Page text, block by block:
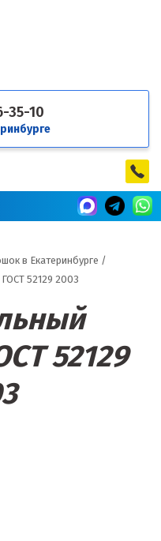
35-10
в Екатеринбурге /
52129 2003
52129